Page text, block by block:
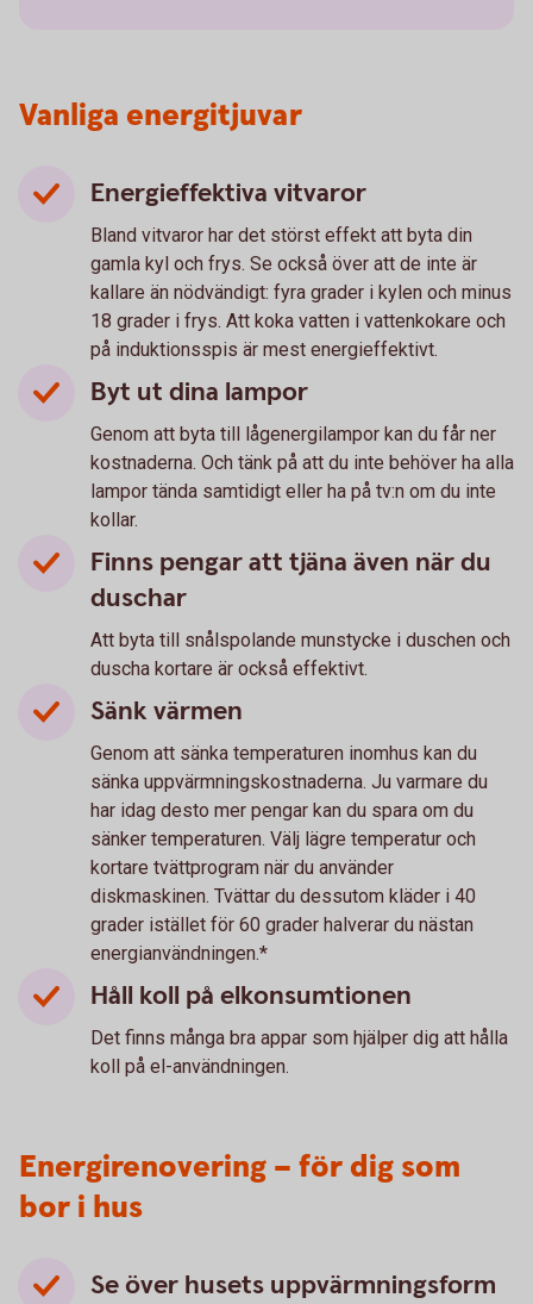
Vanliga energitjuvar
Energieffektiva vitvaror
Bland vitvaror har det störst effekt att byta din
gamla kyl och frys. Se också över att de inte är
kallare än nödvändigt: fyra grader i kylen och minus
18 grader i frys. Att koka vatten i vattenkokare och
på induktionsspis är mest energieffektivt.
Byt ut dina lampor
Genom att byta till lågenergilampor kan du får ner
kostnaderna. Och tänk på att du inte behöver ha alla
lampor tända samtidigt eller ha på tv:n om du inte
kollar.
Finns pengar att tjäna även när du
duschar
Att byta till snålspolande munstycke i duschen och
duscha kortare är också effektivt.
Sänk värmen
Genom att sänka temperaturen inomhus kan du
sänka uppvärmningskostnaderna. Ju varmare du
har idag desto mer pengar kan du spara om du
sänker temperaturen. Välj lägre temperatur och
kortare tvättprogram när du använder
diskmaskinen. Tvättar du dessutom kläder i 40
grader istället för 60 grader halverar du nästan
energianvändningen.*
Håll koll på elkonsumtionen
Det finns många bra appar som hjälper dig att hålla
koll på el-användningen.
Energirenovering – för dig som
bor i hus
Se över husets uppvärmningsform